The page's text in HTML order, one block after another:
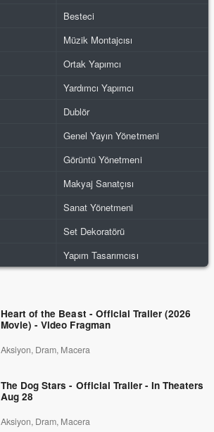
Besteci
Müzik Montajcısı
Ortak Yapımcı
Yardımcı Yapımcı
Dublör
Genel Yayın Yönetmeni
Görüntü Yönetmeni
Makyaj Sanatçısı
Sanat Yönetmeni
Set Dekoratörü
Yapım Tasarımcısı
Heart of the Beast - Official Trailer (2026
Movie) - Video Fragman
Aksiyon, Dram, Macera
The Dog Stars - Official Trailer - In Theaters
Aug 28
Aksiyon, Dram, Macera